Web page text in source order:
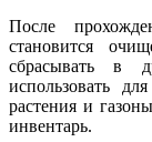
После
становится
сбрасывать в
использовать
растения и
инвентарь.